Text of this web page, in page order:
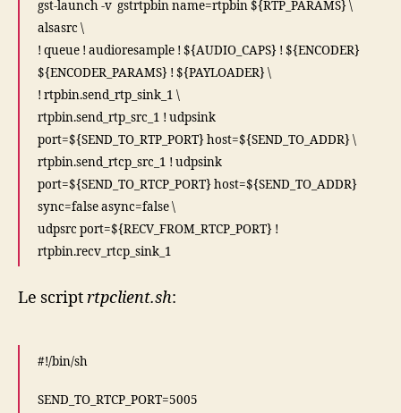
gst-launch -v gstrtpbin name=rtpbin ${RTP_PARAMS} \
alsasrc \
! queue ! audioresample ! ${AUDIO_CAPS} ! ${ENCODER}
${ENCODER_PARAMS} ! ${PAYLOADER} \
! rtpbin.send_rtp_sink_1 \
rtpbin.send_rtp_src_1 ! udpsink
port=${SEND_TO_RTP_PORT} host=${SEND_TO_ADDR} \
rtpbin.send_rtcp_src_1 ! udpsink
port=${SEND_TO_RTCP_PORT} host=${SEND_TO_ADDR}
sync=false async=false \
udpsrc port=${RECV_FROM_RTCP_PORT} !
rtpbin.recv_rtcp_sink_1
Le scriptrtpclient.sh:
#!/bin/sh
SEND_TO_RTCP_PORT=5005